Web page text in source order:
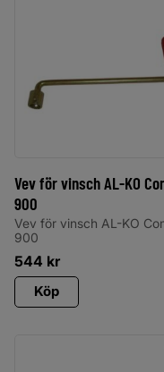
Vev för vinsch AL-KO
900
Vev för vinsch AL-KO
900
544 kr
Köp